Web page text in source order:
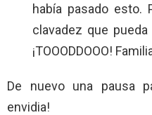
había pasado
clavadez que
¡TOOODDOOO!
De nuevo una pausa
envidia!